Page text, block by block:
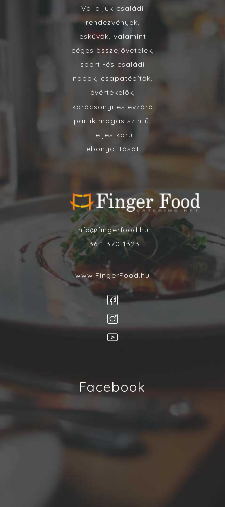
Vállaljuk családi
rendezvények,
esküvők, valamint
céges összejövetelek,
sport -és családi
napok, csapatépítők,
évértékelők,
karácsonyi és évzáró
partik magas szintű,
teljes körű
lebonyolítását.
info@fingerfood.hu
+36 1 370 1323
www.FingerFood.hu
Facebook